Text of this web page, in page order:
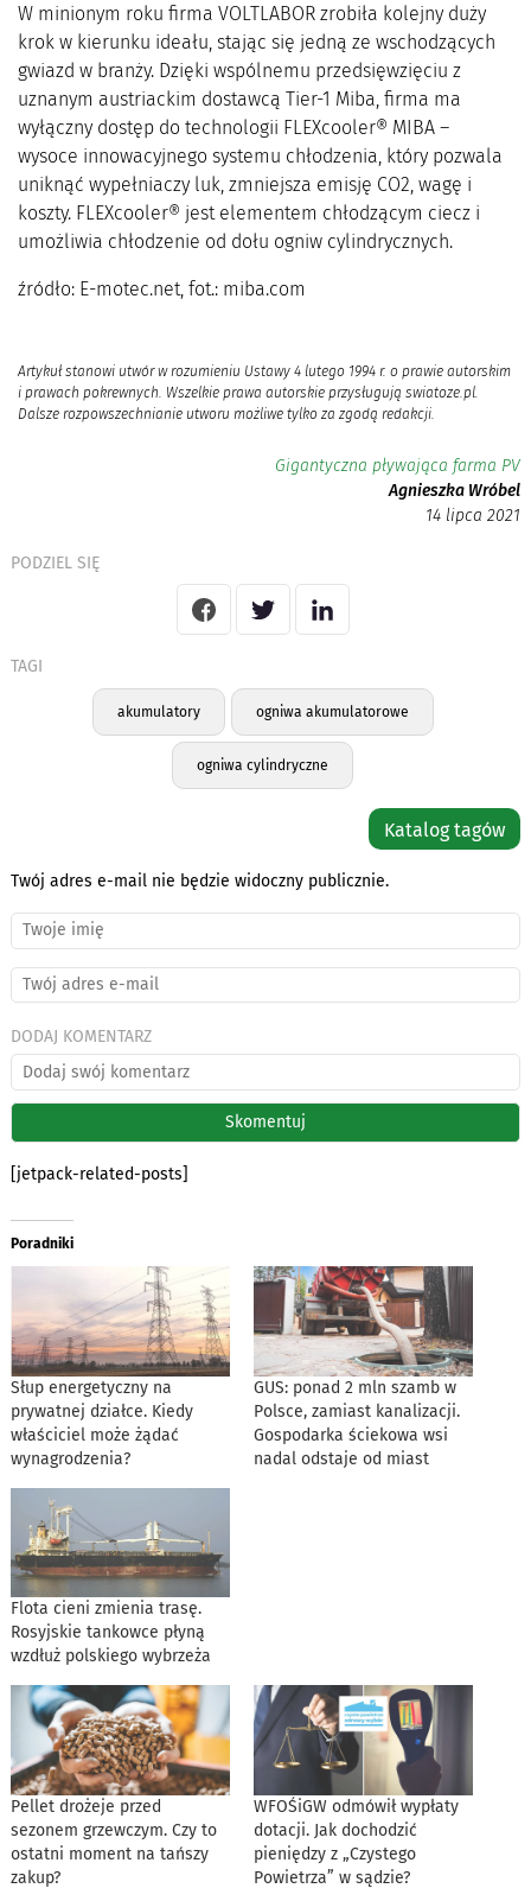
W minionym roku firma VOLTLABOR zrobiła kolejny duży
krok w kierunku ideału, stając się jedną ze wschodzących
gwiazd w branży. Dzięki wspólnemu przedsięwzięciu z
uznanym austriackim dostawcą Tier-1 Miba, firma ma
wyłączny dostęp do technologii FLEXcooler® MIBA –
wysoce innowacyjnego systemu chłodzenia, który pozwala
uniknąć wypełniaczy luk, zmniejsza emisję CO2, wagę i
koszty. FLEXcooler® jest elementem chłodzącym ciecz i
umożliwia chłodzenie od dołu ogniw cylindrycznych.
źródło: E-motec.net, fot.: miba.com
Artykuł stanowi utwór w rozumieniu Ustawy 4 lutego 1994 r. o prawie autorskim
i prawach pokrewnych. Wszelkie prawa autorskie przysługują swiatoze.pl.
Dalsze rozpowszechnianie utworu możliwe tylko za zgodą redakcji.
Gigantyczna pływająca farma PV
Agnieszka Wróbel
14 lipca 2021
PODZIEL SIĘ
TAGI
akumulatory ogniwa akumulatorowe
ogniwa cylindryczne
Katalog tagów
Twój adres e-mail nie będzie widoczny publicznie.
DODAJ KOMENTARZ
[jetpack-related-posts]
Poradniki
Słup energetyczny na
prywatnej działce. Kiedy
właściciel może żądać
wynagrodzenia?
GUS: ponad 2 mln szamb w
Polsce, zamiast kanalizacji.
Gospodarka ściekowa wsi
nadal odstaje od miast
Flota cieni zmienia trasę.
Rosyjskie tankowce płyną
wzdłuż polskiego wybrzeża
Pellet drożeje przed
sezonem grzewczym. Czy to
ostatni moment na tańszy
zakup?
WFOŚiGW odmówił wypłaty
dotacji. Jak dochodzić
pieniędzy z „Czystego
Powietrza” w sądzie?